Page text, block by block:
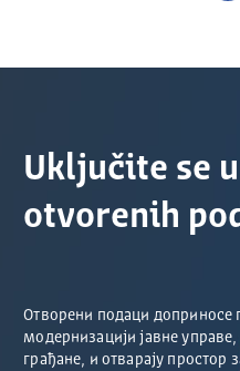
Uključite se
otvorenih
Отворени подаци доприносе
модернизацији јавне
грађане, и отварају простор